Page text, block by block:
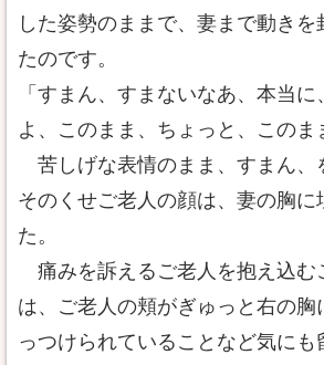
した姿勢のままで、妻まで動きを
たのです。
「すまん、すまないなあ、本当
よ、このまま、ちょっと、このま
苦しげな表情のまま、すまん、
そのくせご老人の顔は、妻の胸に
た。
痛みを訴えるご老人を抱え込む
は、ご老人の頬がぎゅっと右の胸
っつけられていることなど気にも